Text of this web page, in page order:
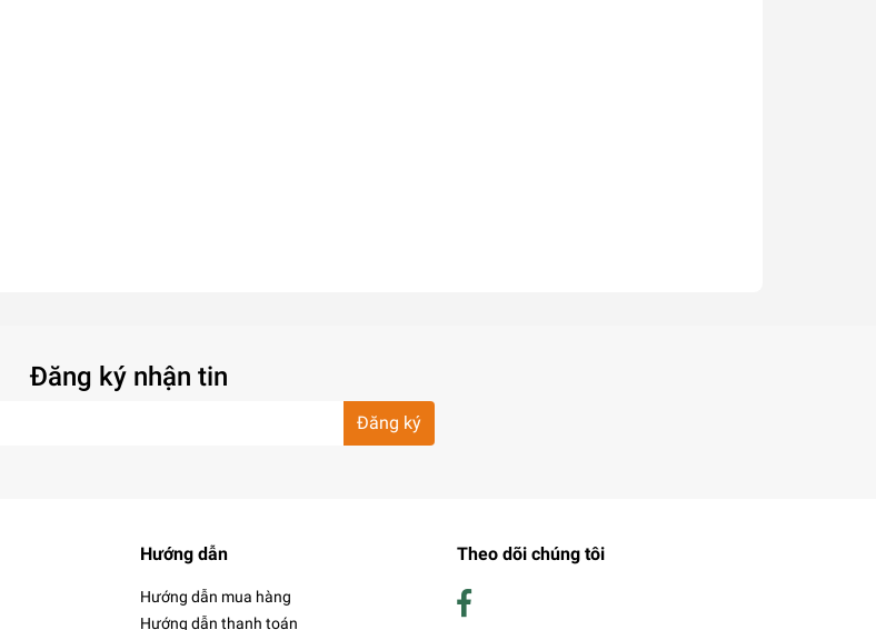
Đăng ký nhận tin
Đăng ký
Hướng dẫn
Hướng dẫn mua hàng
Hướng dẫn thanh toán
Theo dõi chúng tôi